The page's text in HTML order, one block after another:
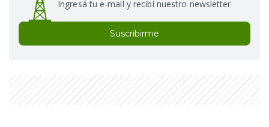
Ingresá tu e-mail y recibí nuestro newsletter
Suscribirme